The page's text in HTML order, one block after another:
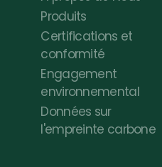
Produits
Certifications et
conformité
Engagement
environnemental
Données sur
l'empreinte carbone